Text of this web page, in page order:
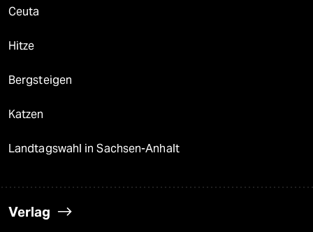
Ceuta
Hitze
Bergsteigen
Katzen
Landtagswahl in Sachsen-Anhalt
Verlag